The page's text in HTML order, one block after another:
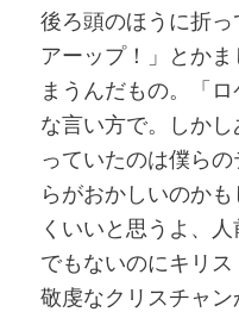
後ろ頭のほうに折っ
アーップ！」とか
まうんだもの。「
な言い方で。しか
っていたのは僕ら
らがおかしいのか
くいいと思うよ、
でもないのにキリス
敬虔なクリスチャ